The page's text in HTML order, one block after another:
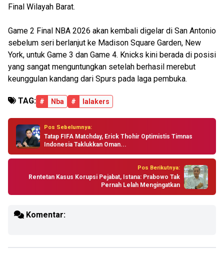
Final Wilayah Barat.
Game 2 Final NBA 2026 akan kembali digelar di San Antonio
sebelum seri berlanjut ke Madison Square Garden, New
York, untuk Game 3 dan Game 4. Knicks kini berada di posisi
yang sangat menguntungkan setelah berhasil merebut
keunggulan kandang dari Spurs pada laga pembuka.
TAG: # Nba # lalakers
Pos Sebelumnya:
Tatap FIFA Matchday, Erick Thohir Optimistis Timnas
Indonesia Taklukkan Oman...
Pos Berikutnya:
Rentetan Kasus Korupsi Pejabat, Istana: Prabowo Tak
Pernah Lelah Mengingatkan
Komentar: